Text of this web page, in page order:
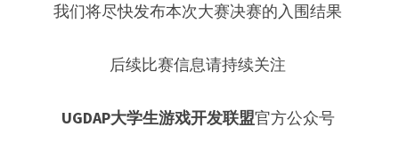
我们将尽快发布本次大赛决赛的入围结果
后续比赛信息请持续关注
UGDAP大学生游戏开发联盟官方公众号